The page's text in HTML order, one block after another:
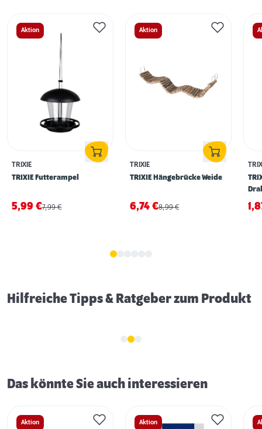
Aktion
TRIXIE
TRIXIE Futterampel
5,99 €7,99€
Aktion
TRIXIE
TRIXIE Hängebrücke Weide
6,74 €8,99€
Hilfreiche Tipps & Ratgeber zum Produkt
Das könnte Sie auch interessieren
Aktion Aktion